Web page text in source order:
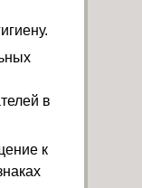
в
к